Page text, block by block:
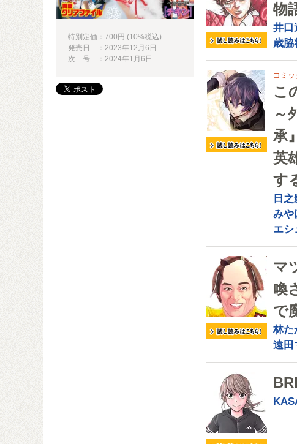
物
井口
歳脇
コミ
こ
～
承
英
す
日
みや
エシ
マ
喚
で
林た
遠田
特別定価：700円 (10%税込)
発売日 ：2023年12月6日
次 号 ：2024年1月6日